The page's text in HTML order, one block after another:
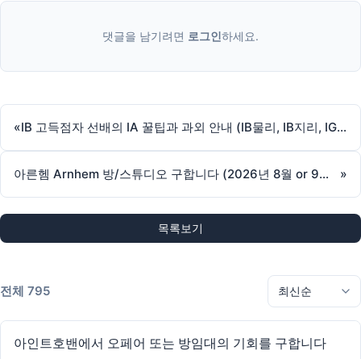
댓글을 남기려면 로그인하세요.
« IB 고득점자 선배의 IA 꿀팁과 과외 안내 (IB물리, IB지리, IGCSE)
아른헴 Arnhem 방/스튜디오 구합니다 (2026년 8월 or 9월 입주 희망) »
목록보기
전체 795
아인트호밴에서 오페어 또는 방임대의 기회를 구합니다